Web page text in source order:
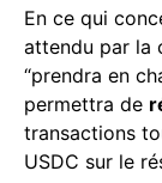
En ce qui
attendu par la
“prendra en
permettra de
transactions
USDC sur le